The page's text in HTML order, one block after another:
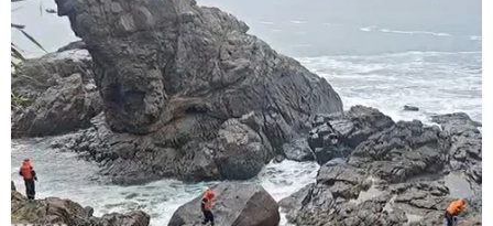
Phó Chủ tịch nước Võ Thị Ánh Xuân cùng cán bộ, công nhân
của Liên doanh Việt-Nga Vietsovpetro. (Ảnh: Huy Hùng/TTXVN)
Ngày 22/12, tại Vũng Tàu, Phó Chủ tịch nước Võ
Thị Ánh Xuân và Đoàn công tác đã tới thăm,
động viên cán bộ, công nhân viên ngành Dầu